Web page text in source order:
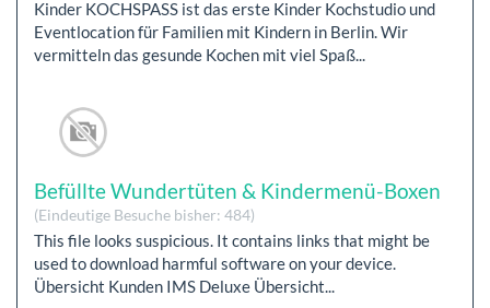
Kinder KOCHSPASS ist das erste Kinder Kochstudio und
Eventlocation für Familien mit Kindern in Berlin. Wir
vermitteln das gesunde Kochen mit viel Spaß...
Befüllte Wundertüten & Kindermenü-Boxen
(Eindeutige Besuche bisher: 484)
This file looks suspicious. It contains links that might be
used to download harmful software on your device.
Übersicht Kunden IMS Deluxe Übersicht...